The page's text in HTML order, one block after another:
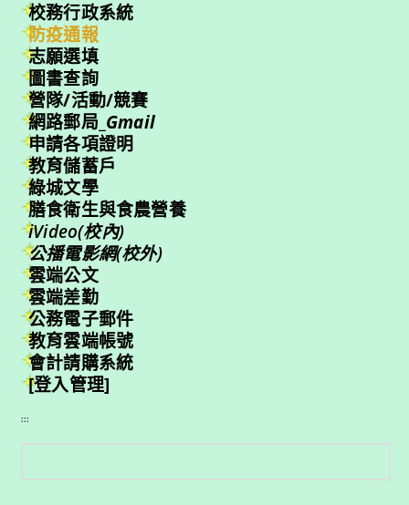
校務行政系統
防疫通報
志願選填
圖書查詢
營隊/活動/競賽
網路郵局_ Gmail
申請各項證明
教育儲蓄戶
綠城文學
膳食衛生與食農營養
iVideo(校內)
公播電影網(校外)
雲端公文
雲端差勤
公務電子郵件
教育雲端帳號
會計請購系統
[登入管理]
:::
尋